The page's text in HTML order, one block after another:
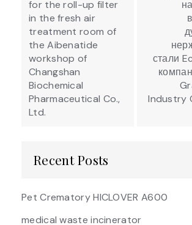
for the roll-up filter
in the fresh air
treatment room of
the Aibenatide
workshop of
Changshan
Biochemical
Pharmaceutical Co.,
Ltd.
стали
Industry
Recent Posts
Pet Crematory HICLOVER A600
medical waste incinerator